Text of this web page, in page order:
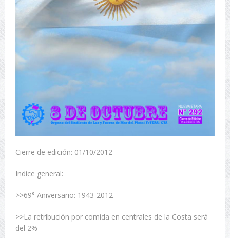
Cierre de edición: 01/10/2012
Indice general:
>>69° Aniversario: 1943-2012
>>La retribución por comida en centrales de la Costa será
del 2%